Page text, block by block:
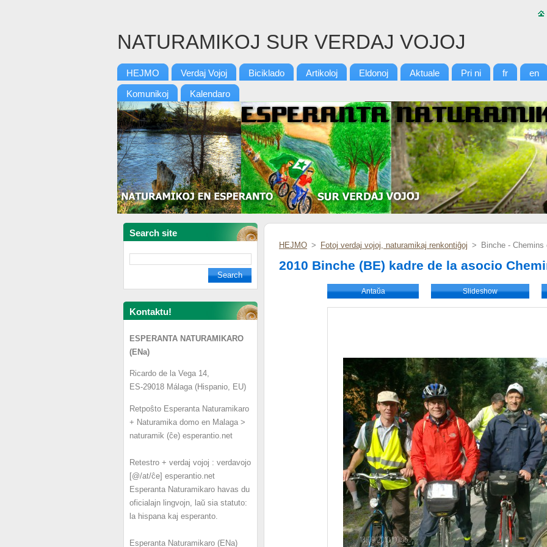
NATURAMIKOJ SUR VERDAJ VOJOJ
HEJMO Verdaj Vojoj Biciklado Artikoloj Eldonoj Aktuale Pri ni fr en
Komunikoj Kalendaro
Search site
Kontaktu!
ESPERANTA NATURAMIKARO
(ENa)
Ricardo de la Vega 14,
ES-29018 Málaga (Hispanio, EU)
Retpoŝto Esperanta Naturamikaro
+ Naturamika domo en Malaga >
naturamik (ĉe) esperantio.net
Retestro + verdaj vojoj : verdavojo
[@/at/ĉe] esperantio.net
Esperanta Naturamikaro havas du
oficialajn lingvojn, laŭ sia statuto:
la hispana kaj esperanto.
Esperanta Naturamikaro (ENa)
HEJMO > Fotoj verdaj vojoj, naturamikaj renkontiĝoj > Binche - Chemins
2010 Binche (BE) kadre de la asocio
Antaŭa Slideshow